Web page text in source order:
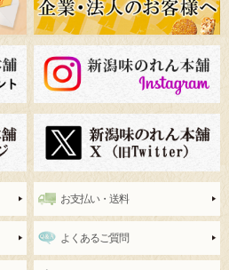
お支払い・送料
よくあるご質問